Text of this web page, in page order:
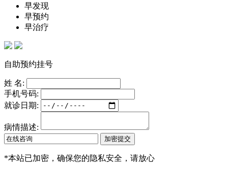
早发现
早预约
早治疗
自助预约挂号
姓 名:
手机号码:
就诊日期:
病情描述:
*本站已加密，确保您的隐私安全，请放心